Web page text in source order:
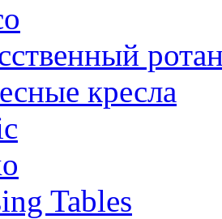
кресла
Tables